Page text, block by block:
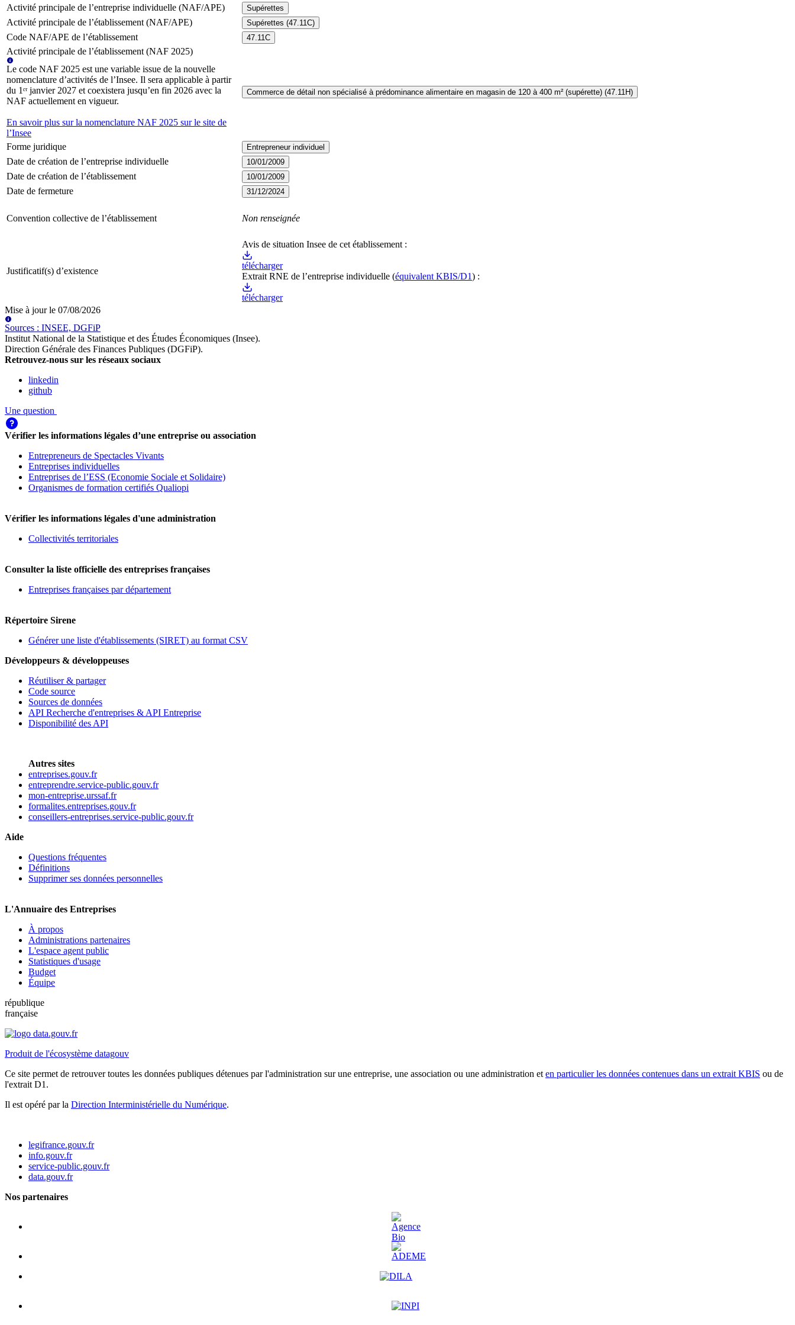
Activité principale de l’entreprise individuelle (NAF/APE)
Supérettes
Activité principale de l’établissement (NAF/APE) Supérettes (47.11C)
Code NAF/APE de l’établissement 47.11C
Activité principale de l’établissement (NAF 2025)
Le code NAF 2025 est une variable issue de la nouvelle
nomenclature d’activités de l’Insee. Il sera applicable à partir
du 1ᵉʳ janvier 2027 et coexistera jusqu’en fin 2026 avec la
NAF actuellement en vigueur.
En savoir plus sur la nomenclature NAF 2025 sur le site de
l’Insee
Commerce de détail non spécialisé à prédominance alimentaire en magasin de 120 à 400 m² (supérette) (47.11H)
Forme juridique Entrepreneur individuel
Date de création de l’entreprise individuelle 10/01/2009
Date de création de l’établissement 10/01/2009
Date de fermeture 31/12/2024
Convention collective de l’établissement Non renseignée
Justificatif(s) d’existence
Avis de situation Insee de cet établissement :
télécharger
Extrait RNE de l’entreprise individuelle (équivalent KBIS/D1) :
télécharger
Mise à jour le 07/08/2026
Sources : INSEE, DGFiP
Institut National de la Statistique et des Études Économiques (Insee).
Direction Générale des Finances Publiques (DGFiP).
Retrouvez-nous sur les réseaux sociaux
linkedin
github
Une question
Vérifier les informations légales d’une entreprise ou association
Entrepreneurs de Spectacles Vivants
Entreprises individuelles
Entreprises de l’ESS (Economie Sociale et Solidaire)
Organismes de formation certifiés Qualiopi
Vérifier les informations légales d'une administration
Collectivités territoriales
Consulter la liste officielle des entreprises françaises
Entreprises françaises par département
Répertoire Sirene
Générer une liste d'établissements (SIRET) au format CSV
Développeurs & développeuses
Réutiliser & partager
Code source
Sources de données
API Recherche d'entreprises & API Entreprise
Disponibilité des API
Autres sites
entreprises.gouv.fr
entreprendre.service-public.gouv.fr
mon-entreprise.urssaf.fr
formalites.entreprises.gouv.fr
conseillers-entreprises.service-public.gouv.fr
Aide
Questions fréquentes
Définitions
Supprimer ses données personnelles
L'Annuaire des Entreprises
À propos
Administrations partenaires
L'espace agent public
Statistiques d'usage
Budget
Équipe
république
française
Produit de l'écosystème datagouv
Ce site permet de retrouver toutes les données publiques détenues par l'administration sur une entreprise, une association ou une administration et en particulier les données contenues dans un extrait KBIS ou de
l'extrait D1.
Il est opéré par la Direction Interministérielle du Numérique.
legifrance.gouv.fr
info.gouv.fr
service-public.gouv.fr
data.gouv.fr
Nos partenaires